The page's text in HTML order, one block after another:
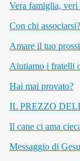
Vera famiglia,
Con chi
Amare il tuo
Aiutiamo i fratelli
Hai mai provato?
IL PREZZO
Il cane ci ama
Messaggio di